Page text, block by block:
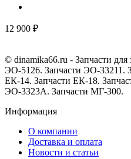
12 900 ₽
© dinamika66.ru - Запчасти для
ЭО-5126. Запчасти ЭО-33211.
ЕК-14. Запчасти ЕК-18.
ЭО-3323А. Запчасти МГ-300.
Информация
О компании
Доставка и оплата
Новости и статьи